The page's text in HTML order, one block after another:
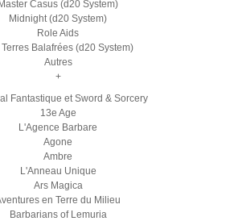
Master Casus (d20 System)
Midnight (d20 System)
Role Aids
Terres Balafrées (d20 System)
Autres
+
Fantastique et Sword & Sorcery
13e Age
L'Agence Barbare
Agone
Ambre
L'Anneau Unique
Ars Magica
en Terre du Milieu
Barbarians of Lemuria